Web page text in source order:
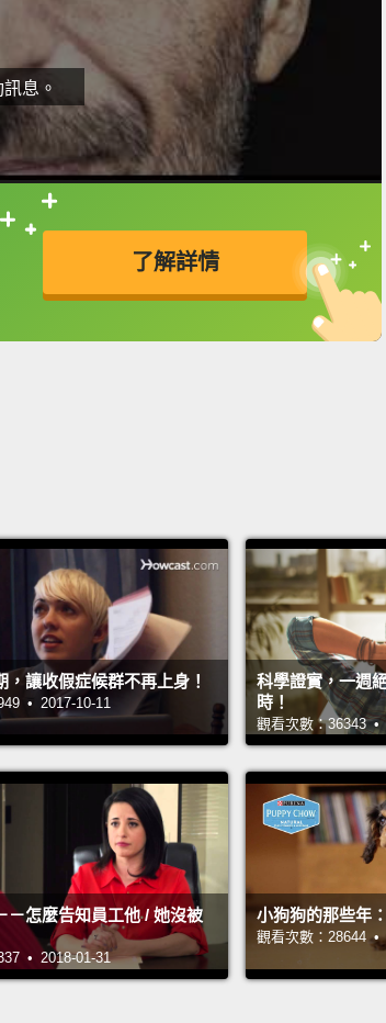
息。
了解詳情
接查字典喔！
英
，讓收假症候群不再上身！
• 2017-10-11
科學證實，一週
時！
觀看次數：36343 •
－怎麼告知員工他 / 她沒被
• 2018-01-31
小狗狗的那些年
觀看次數：28644 •